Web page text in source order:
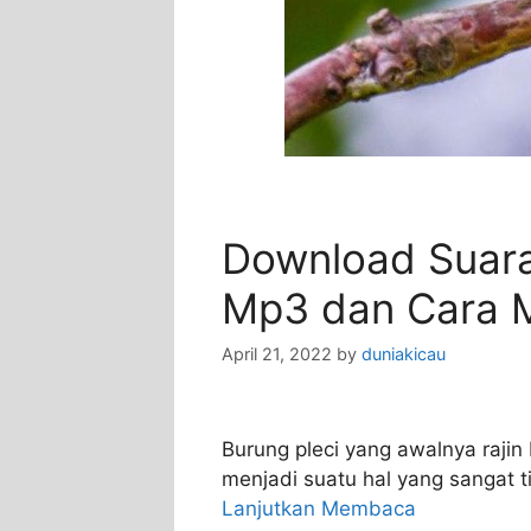
Download
Mp3 dan Cara
April 21, 2022 by duniakicau
Burung pleci yang awalnya
menjadi suatu hal yang sangat
Lanjutkan Membaca